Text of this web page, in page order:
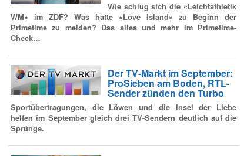
Wie schlug sich die «Leichtathletik
WM» im ZDF? Was hatte «Love Island» zu Beginn der
Primetime zu melden? Das alles und mehr im Primetime-
Check…
Der TV-Markt im September:
ProSieben am Boden, RTL-
Sender zünden den Turbo
Sportübertragungen, die Löwen und die Insel der Liebe
helfen im September gleich drei TV-Sendern deutlich auf die
Sprünge.